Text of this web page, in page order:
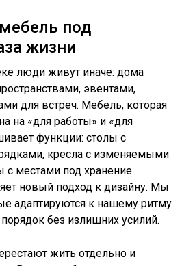
под
жизни
люди живут иначе: дома
эвентами,
для встреч. Мебель, которая
на «для работы» и «для
функции: столы с
кресла с изменяемыми
с местами под хранение.
новый подход к дизайну. Мы
адаптируются к нашему ритму
без излишних усилий.
жить отдельно и